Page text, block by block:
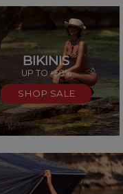
BIKINIS
UP TO -50%
SHOP SALE